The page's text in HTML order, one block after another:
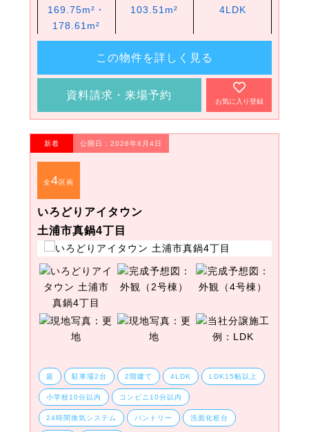
169.75m²・
178.61m²
103.51m²
4LDK
この物件を詳しく見る
資料請求・来場予約
お気に入り登録
新着 公開日：2026年8月4日
全4区画
いろどりアイタウン
土浦市真鍋4丁目
庭 駐車場2台 2階建て 4LDK LDK15帖以上
小学校10分以内 コンビニ10分以内
24時間換気システム パントリー 洗面化粧台